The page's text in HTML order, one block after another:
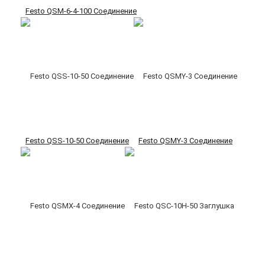
Festo QSM-6-4-100 Соединение
Festo QSS-10-50 Соединение Festo QSMY-3 Соединение